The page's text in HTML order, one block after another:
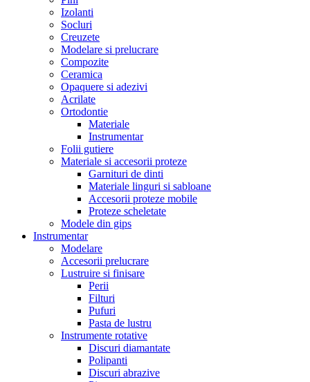
Izolanti
Socluri
Creuzete
Modelare si prelucrare
Compozite
Ceramica
Opaquere si adezivi
Acrilate
Ortodontie
Materiale
Instrumentar
Folii gutiere
Materiale si accesorii proteze
Garnituri de dinti
Materiale linguri si sabloane
Accesorii proteze mobile
Proteze scheletate
Modele din gips
Instrumentar
Modelare
Accesorii prelucrare
Lustruire si finisare
Perii
Filturi
Pufuri
Pasta de lustru
Instrumente rotative
Discuri diamantate
Polipanti
Discuri abrazive